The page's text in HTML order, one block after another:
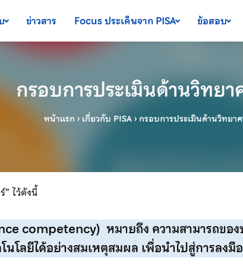
ข่าวสาร Focus ประเด็นจาก PISA ข้อสอบ
กรอบการประเมินด้านวิทยา
หน้าแรก › เกี่ยวกับ PISA›กรอบการประเมินด้านวิทยา
” ไว้ดังนี้
competency) หมายถึง ความสามารถขอ
โลยีได้อย่างสมเหตุสมผล เพื่อนำไปสู่การลงมื